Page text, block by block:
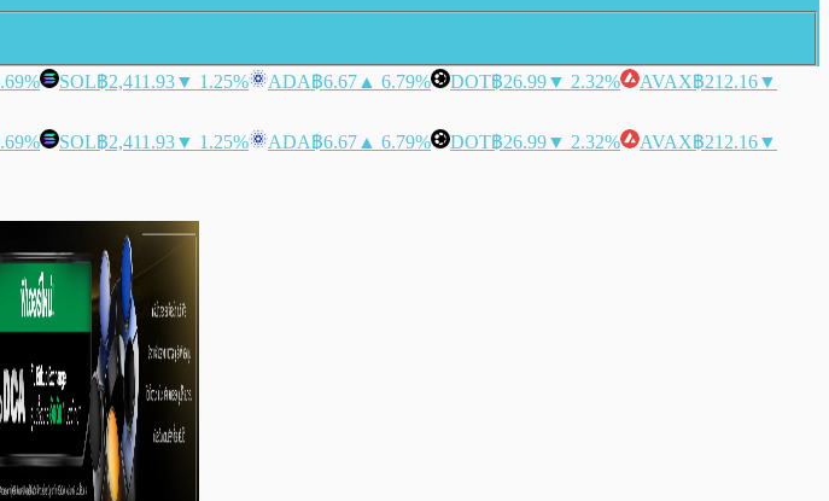
SOL฿2,411.93▼ 1.25% ADA฿6.67 ▲ 6.79% DOT฿26.99▼ 2.32% AVAX฿212.16▼
SOL฿2,411.93▼ 1.25% ADA฿6.67 ▲ 6.79% DOT฿26.99▼ 2.32% AVAX฿212.16▼